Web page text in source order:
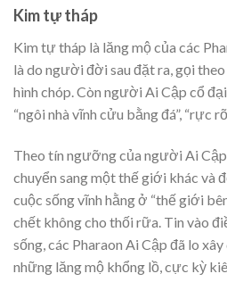
Kim tự tháp
Kim tự tháp là lăng mộ của các
là do người đời sau đặt ra, gọi
hình chóp. Còn người Ai Cập cổ
“ngôi nhà vĩnh cửu bằng đá”, “rực
Theo tín ngưỡng của người Ai
chuyển sang một thế giới khác và
cuộc sống vĩnh hằng ở “thế giới
chết không cho thối rữa. Tin vào
sống, các Pharaon Ai Cập đã lo
những lăng mộ khổng lồ, cực kỳ